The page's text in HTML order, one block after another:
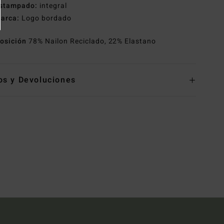
Estampado: integral
Marca: Logo bordado
78% Nailon Reciclado, 22% Elastano
y Devoluciones